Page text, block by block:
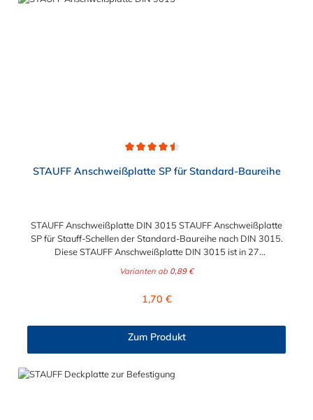
STAUFF Anschweißplatte SP für Standard-Baureihe
STAUFF Anschweißplatte DIN 3015 STAUFF Anschweißplatte
SP für Stauff-Schellen der Standard-Baureihe nach DIN 3015.
Diese STAUFF Anschweißplatte DIN 3015 ist in 27
Varianten ab 0,89 €
Regulärer Preis:
1,70 €
Zum Produkt